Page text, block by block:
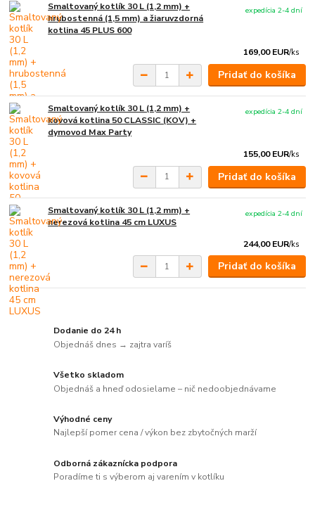
Smaltovaný kotlík 30 L (1,2 mm) +
hrubostenná (1,5 mm) a žiaruvzdorná
kotlina 45 PLUS 600
169,00 EUR/ks
expedícia 2-4 dní
Pridať do košíka
Smaltovaný kotlík 30 L (1,2 mm) +
kovová kotlina 50 CLASSIC (KOV) +
dymovod Max Party
155,00 EUR/ks
expedícia 2-4 dní
Pridať do košíka
Smaltovaný kotlík 30 L (1,2 mm) +
nerezová kotlina 45 cm LUXUS
244,00 EUR/ks
expedícia 2-4 dní
Pridať do košíka
Dodanie do 24 h
Objednáš dnes → zajtra varíš
Všetko skladom
Objednáš a hneď odosielame – nič nedoobjednávame
Výhodné ceny
Najlepší pomer cena / výkon bez zbytočných marží
Odborná zákaznícka podpora
Poradíme ti s výberom aj varením v kotlíku